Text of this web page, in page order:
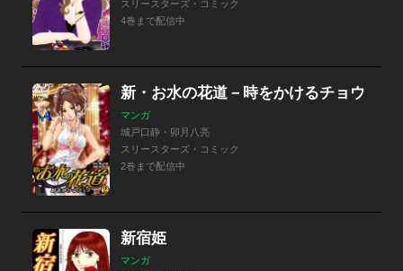
スリースターズ・コミック
4巻まで配信中
新・お水の花道－時をかけるチョウ
マンガ
城戸口静・卯月八亮
スリースターズ・コミック
2巻まで配信中
新宿姫
マンガ